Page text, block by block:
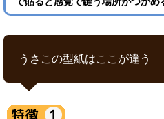
うさこの型紙はここが違う